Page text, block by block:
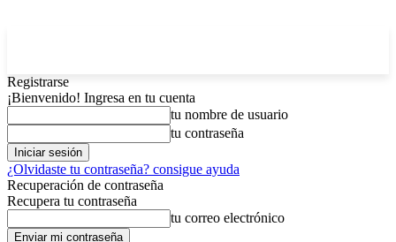
Registrarse
¡Bienvenido! Ingresa en tu cuenta
tu nombre de usuario
tu contraseña
¿Olvidaste tu contraseña? consigue ayuda
Recuperación de contraseña
Recupera tu contraseña
tu correo electrónico